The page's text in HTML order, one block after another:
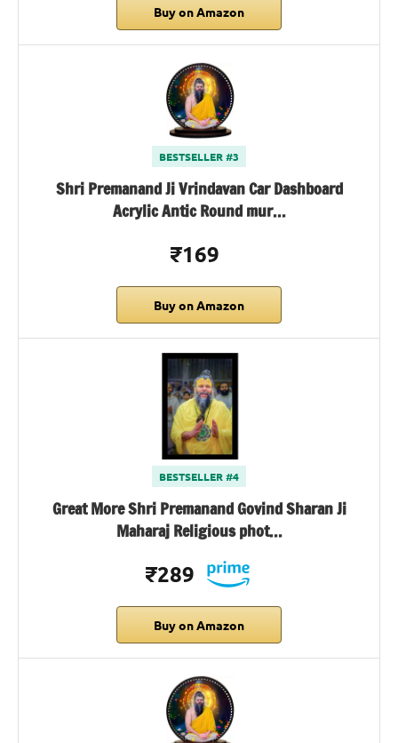
Buy on Amazon
BESTSELLER #3
Shri Premanand Ji Vrindavan Car Dashboard
Acrylic Antic Round mur…
₹169
Buy on Amazon
BESTSELLER #4
Great More Shri Premanand Govind Sharan Ji
Maharaj Religious phot…
₹289
Buy on Amazon